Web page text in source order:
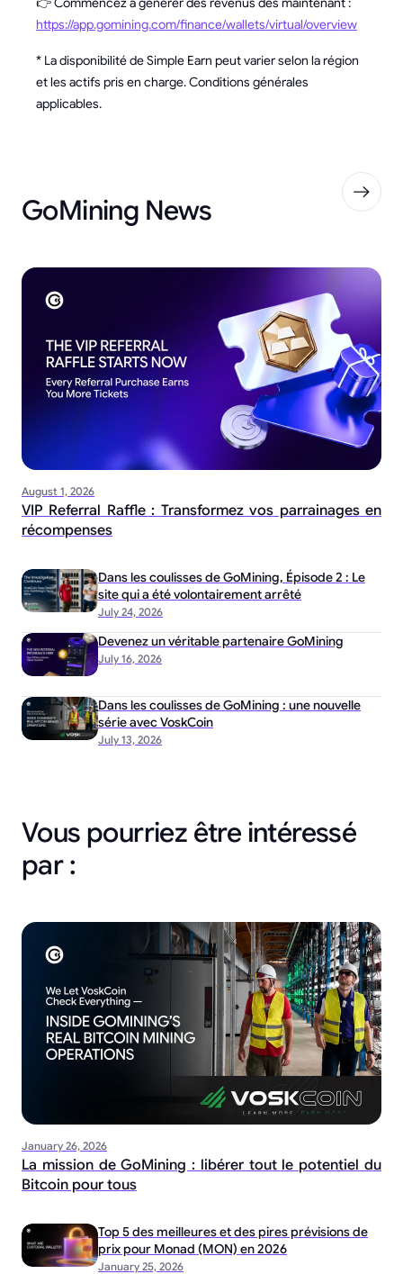
https://app.gomining.com/finance/wallets/virtual/overview
* La disponibilité de Simple Earn peut varier selon la région
et les actifs pris en charge. Conditions générales
applicables.
GoMining News
August 1, 2026
VIP Referral Raffle : Transformez vos parrainages en
récompenses
July 24, 2026
Dans les coulisses de GoMining, Épisode 2 : Le
site qui a été volontairement arrêté
July 16, 2026
Devenez un véritable partenaire GoMining
July 13, 2026
Dans les coulisses de GoMining : une nouvelle
série avec VoskCoin
Vous pourriez être intéressé
par :
January 26, 2026
La mission de GoMining : libérer tout le potentiel du
Bitcoin pour tous
January 25, 2026
Top 5 des meilleures et des pires prévisions de
prix pour Monad (MON) en 2026